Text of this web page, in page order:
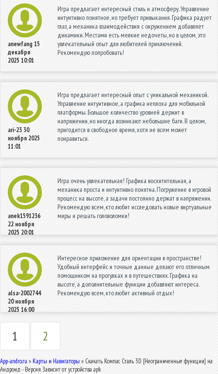
anewfang 15
декабря
2025 10:01
Игра предлагает интересный стиль и атмосферу. Управление
интуитивно понятное, но требует привыкания. Графика радует
глаз, а механика взаимодействия с окружением добавляет
динамики. Местами есть мелкие недочеты, но в целом, это
увлекательный опыт для любителей приключений.
Рекомендую попробовать!
ari-23 30
ноября 2025
11:01
Игра предлагает интересный опыт с уникальной механикой.
Управление интуитивное, а графика неплоха для мобильной
платформы. Большое количество уровней держит в
напряжении, но иногда возникают небольшие баги. В целом,
пригодится в свободное время, хотя не всем может
понравиться.
anek1591236
22 ноября
2025 20:01
Игра очень увлекательная! Графика восхитительная, а
механика проста и интуитивно понятна. Погружение в игровой
процесс на высоте, а задачи постоянно держат в напряжении.
Рекомендую всем, кто любит исследовать новые виртуальные
миры и решать головоломки!
alsa-2002744
20 ноября
2025 16:00
Интересное приложение для ориентации в пространстве!
Удобный интерфейс и точные данные делают его отличным
помощником на прогулках и в путешествиях. Графика на
высоте, а дополнительные функции добавляют интереса.
Рекомендую всем, кто любит активный отдых!
1 2
App-andro.ru » Карты и Навигаторы » Скачать Компас Сталь 3D [Неограниченные функции] на
Андроид - Версия Зависит от устройства apk